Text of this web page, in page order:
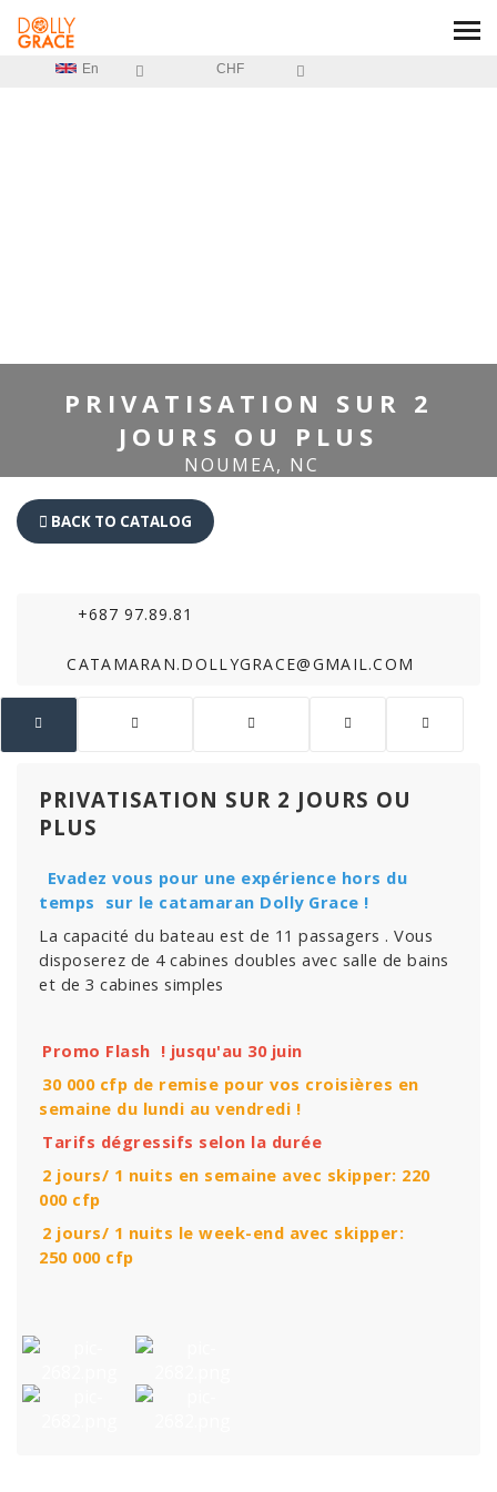
En CHF
PRIVATISATION SUR 2
JOURS OU PLUS
NOUMEA, NC
BACK TO CATALOG
+687 97.89.81
CATAMARAN.DOLLYGRACE@GMAIL.COM
PRIVATISATION SUR 2 JOURS OU
PLUS
Evadez vous pour une expérience hors du
temps sur le catamaran Dolly Grace !
La capacité du bateau est de 11 passagers . Vous
disposerez de 4 cabines doubles avec salle de bains
et de 3 cabines simples
Promo Flash ! jusqu'au 30 juin
30 000 cfp de remise pour vos croisières en
semaine du lundi au vendredi !
Tarifs dégressifs selon la durée
2 jours/ 1 nuits en semaine avec skipper: 220
000 cfp
2 jours/ 1 nuits le week-end avec skipper:
250 000 cfp